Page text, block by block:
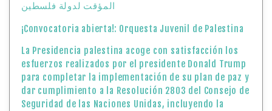
المؤقت لدولة فلسطين
¡Convocatoria abierta!: Orquesta Juvenil de Palestina
La Presidencia palestina acoge con satisfacción los
esfuerzos realizados por el presidente Donald Trump
para completar la implementación de su plan de paz y
dar cumplimiento a la Resolución 2803 del Consejo de
Seguridad de las Naciones Unidas, incluyendo la